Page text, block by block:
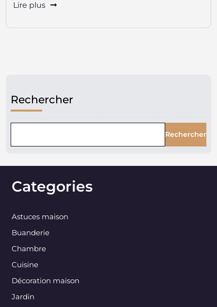
Lire plus
Rechercher
Rechercher
Categories
Astuces maison
Buanderie
Chambre
Cuisine
Décoration maison
Jardin